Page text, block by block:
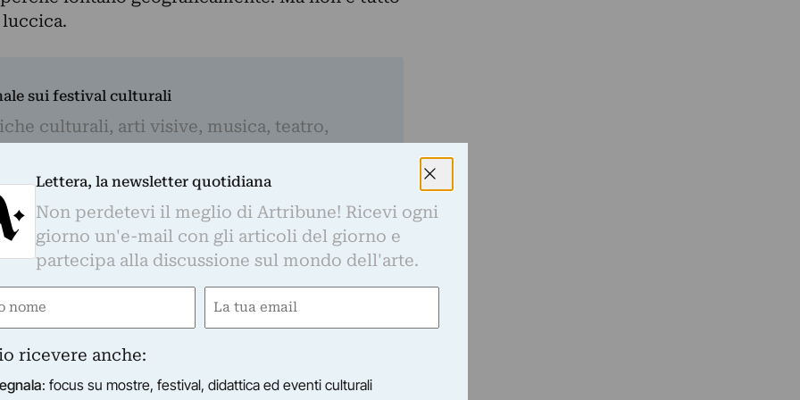
sui festival culturali
culturali, arti visive, musica, teatro,
artigianato, rigenerazione urbana e i
monitorare.
Email
(Required)
momento: sul fondo di ogni mail che ti invieremo, troverai il link per
cederà i tuoi dati a terze parti e utilizzerà i tuoi dati secondo le tue
Artribune cancellerà i tuoi dati personali dal proprio database.
la nostra
Lettera, la newsletter quotidiana
Non perdetevi il meglio di Artribune! Ricevi ogni
giorno un'e-mail con gli articoli del giorno e
partecipa alla discussione sul mondo dell'arte.
Email
ricevere anche:
: focus su mostre, festival, didattica ed eventi culturali